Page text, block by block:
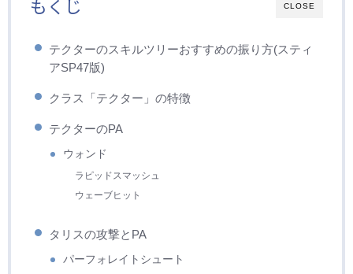
CLOSE
もくじ
テクターのスキルツリーおすすめの振り方(スティ
アSP47版)
クラス「テクター」の特徴
テクターのPA
ウォンド
ラピッドスマッシュ
ウェーブヒット
タリスの攻撃とPA
パーフォレイトシュート